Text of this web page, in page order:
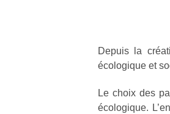
Depuis la
écologique et
Le choix des
écologique.